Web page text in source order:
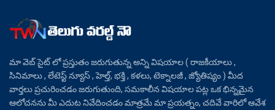
మా వెబ్ సైట్ లో ప్రస్తుతం జరుగుతున్న అన్ని విషయాల ( రాజకీయాలు ,
సినిమాలు , లేటెస్ట్ న్యూస్ , హెల్త్, భక్తి , కళలు, టెక్నాలజీ , జ్యోతిష్యం ) మీద
వార్తలు ప్రచురించడం జరుగుతుంది, సమకాలీన విషయాల పట్ల ఒక భిన్నమైన
ఆలోచనను మీ ఎదుట నివేదించడం మాత్రమే మా ప్రయత్నం, చదివే వారిలో ఆవేశ